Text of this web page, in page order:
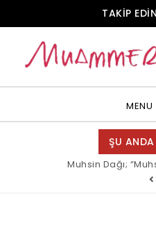
TAKİP EDİN
MENU
ŞU ANDA
Muhsin Dağı;
Allah bir, dese